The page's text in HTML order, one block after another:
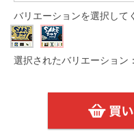
バリエーションを選択して
選択されたバリエーション